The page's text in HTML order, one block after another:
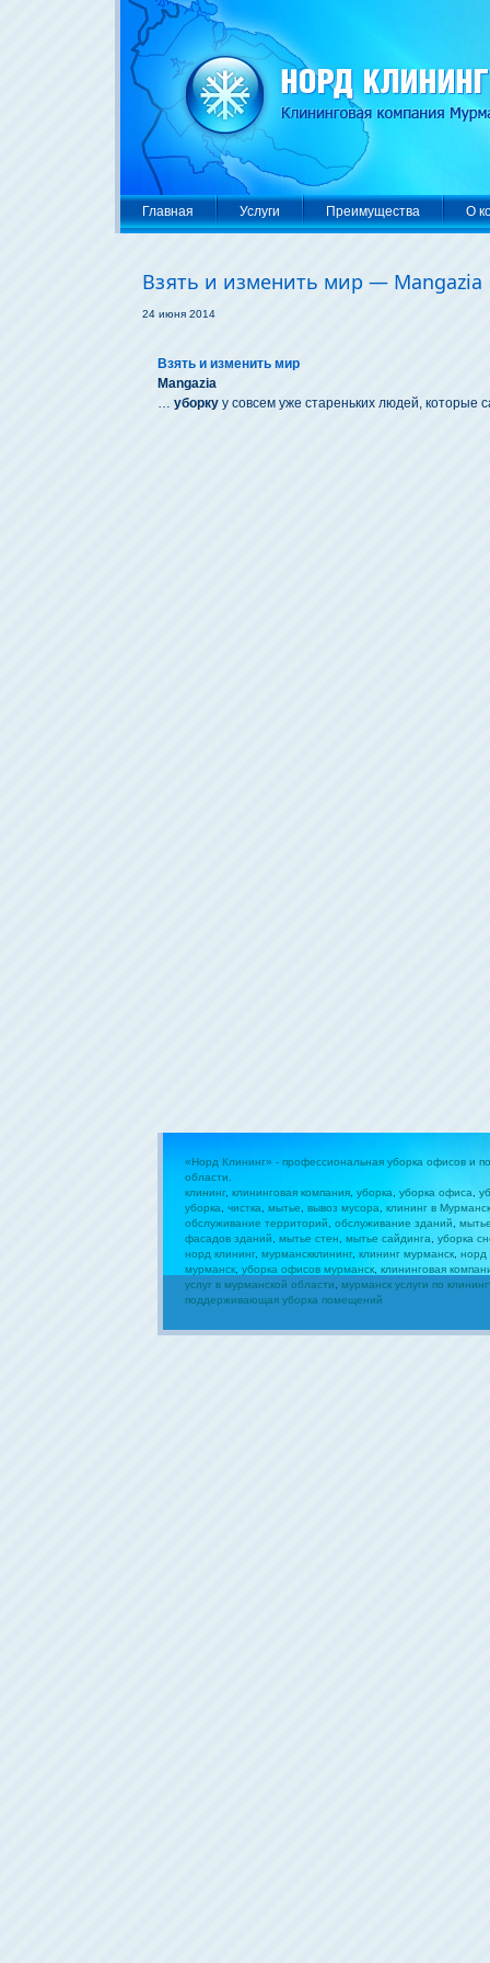
Главная Услуги Преимущества О
Взять и изменить мир — Mangazia
24 июня 2014
Взять и изменить мир
Mangazia
… уборку у совсем уже стареньких людей, которые
«Норд Клининг» - профессиональная уборка офисов и
области.
клининг, клининговая компания уборка уборка офиса
уборка
чистка мытье вывоз мусора
клининг в
обслуживание территорий
обслуживание зданий
фасадов зданий
мытье стен мытье сайдинга
уборка
норд клининг, мурманскклининг, клининг мурманск норд
мурманск уборка офисов мурманск клининговая
услуг в мурманской области
мурманск услуги по
поддерживающая уборка помещений